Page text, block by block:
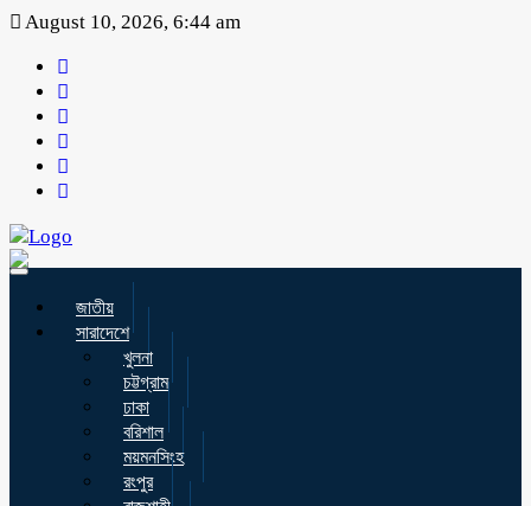
August 10, 2026, 6:44 am
Toggle
জাতীয়
সারাদেশে
খুলনা
চট্টগ্রাম
ঢাকা
বরিশাল
ময়মনসিংহ
রংপুর